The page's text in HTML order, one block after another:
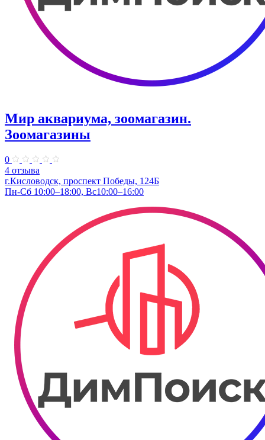
Мир аквариума, зоомагазин.
Зоомагазины
0
4 отзыва
г.Кисловодск, проспект Победы, 124Б
Пн-Сб 10:00–18:00, Вс10:00–16:00